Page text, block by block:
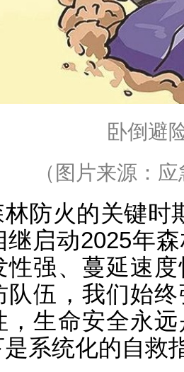
卧倒避
（图片来源：
防火的关键时
继启动2025年
性强、蔓延速
队伍，我们始
，生命安全永
系统化的自救